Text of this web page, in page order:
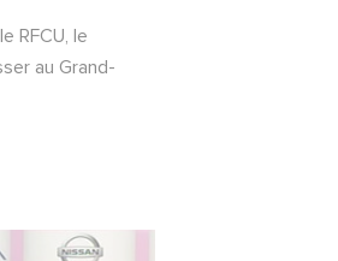
RFCU, le
au Grand-